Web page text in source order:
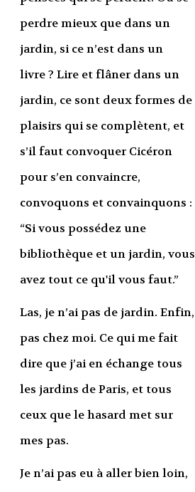
perdre mieux que dans un
jardin, si ce n’est dans un
livre ? Lire et flâner dans un
jardin, ce sont deux formes de
plaisirs qui se complètent, et
s’il faut convoquer Cicéron
pour s’en convaincre,
convoquons et convainquons :
“Si vous possédez une
bibliothèque et un jardin, vous
avez tout ce qu'il vous faut.”
Las, je n’ai pas de jardin. Enfin,
pas chez moi. Ce qui me fait
dire que j’ai en échange tous
les jardins de Paris, et tous
ceux que le hasard met sur
mes pas.
Je n’ai pas eu à aller bien loin,